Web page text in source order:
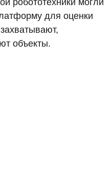
для оценки
объекты.